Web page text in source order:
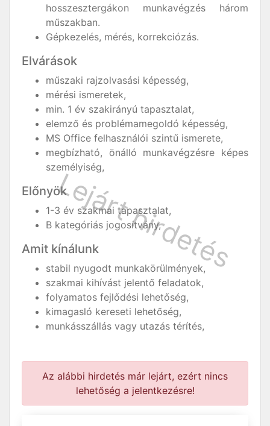
hosszesztergákon munkavégzés három
műszakban.
Gépkezelés, mérés, korrekciózás.
Elvárások
műszaki rajzolvasási képesség,
mérési ismeretek,
min. 1 év szakirányú tapasztalat,
elemző és problémamegoldó képesség,
MS Office felhasználói szintű ismerete,
megbízható, önálló munkavégzésre képes
személyiség,
Előnyök
1-3 év szakmai tapasztalat,
B kategóriás jogosítvány,
Amit kínálunk
stabil nyugodt munkakörülmények,
szakmai kihívást jelentő feladatok,
folyamatos fejlődési lehetőség,
kimagasló kereseti lehetőség,
munkásszállás vagy utazás térítés,
Az alábbi hirdetés már lejárt, ezért nincs
lehetőség a jelentkezésre!